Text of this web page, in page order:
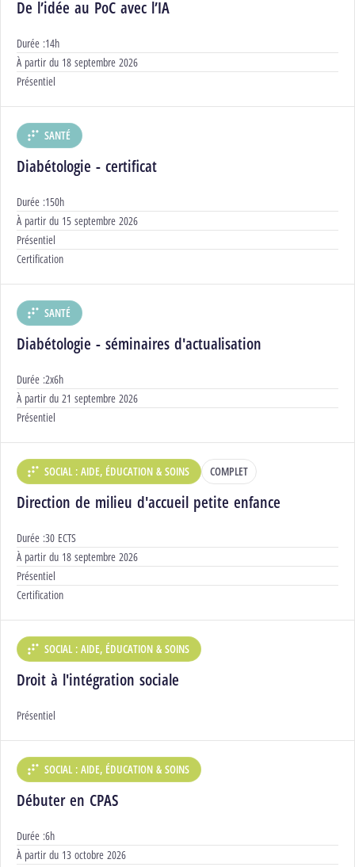
De l’idée au PoC avec l’IA
Durée :14h
Début :
À partir du 18 septembre 2026
Modalités :
Présentiel
DÉPARTEMENT :
SANTÉ
Diabétologie - certificat
Durée :150h
Début :
À partir du 15 septembre 2026
Modalités :
Présentiel
Certification :
Certification
DÉPARTEMENT :
SANTÉ
Diabétologie - séminaires d'actualisation
Durée :2x6h
Début :
À partir du 21 septembre 2026
Modalités :
Présentiel
DÉPARTEMENT :
SOCIAL : AIDE, ÉDUCATION & SOINS COMPLET
Direction de milieu d'accueil petite enfance
Durée :30 ECTS
Début :
À partir du 18 septembre 2026
Modalités :
Présentiel
Certification :
Certification
DÉPARTEMENT :
SOCIAL : AIDE, ÉDUCATION & SOINS
Droit à l'intégration sociale
Modalités :
Présentiel
DÉPARTEMENT :
SOCIAL : AIDE, ÉDUCATION & SOINS
Débuter en CPAS
Durée :6h
Début :
À partir du 13 octobre 2026